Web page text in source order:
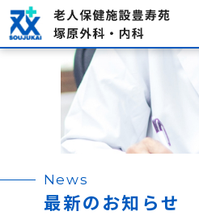
News
最新のお知らせ